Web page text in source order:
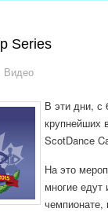
Series
Видео
В эти дни, с
крупнейших
ScotDance
На это
многие
чемпионате,